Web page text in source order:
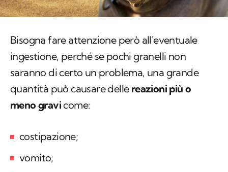
Bisogna fare attenzione però all'eventuale
ingestione, perché se pochi granelli non
saranno di certo un problema, una grande
quantità può causare delle reazioni più o
meno gravicome:
costipazione;
vomito;